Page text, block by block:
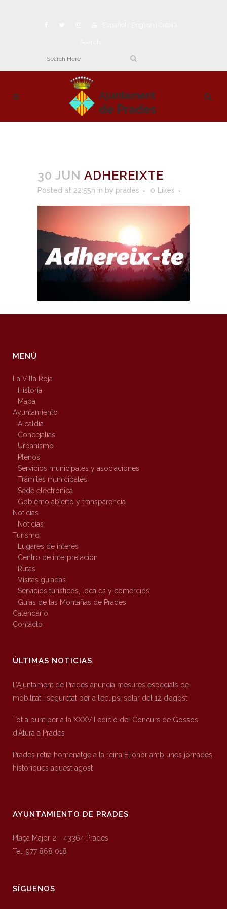
30 JUN ADHEREIXTE
Posted at 22:55h in by prades 0 Likes
MENÚ
La Villa Roja
Historia
Mapa
Ayuntamiento
Alcaldía
Concejalías
Urbanismo
Plenos
Servicios municipales y asociaciones
Trámites municipales
Sede electrónica
Gobierno abierto y transparencia
Noticias
Noticias
Turismo
Lugares de interés
Centro de interpretación
Rutas
Visitas guiadas
Servicios turísticos, locales y comercios
Guías de las Montañas de Prades
Calendario
Contacto
ÚLTIMAS NOTICIAS
L’Ajuntament de Prades anuncia mesures especials de
mobilitat i seguretat per a l’eclipsi solar del 12 d’agost
Tot a punt per a la XXXVII edició del Concurs de Gossos
d’Atura a Prades
Prades retrà homenatge a la reina Elionor amb unes jornades
històriques aquest agost
AYUNTAMIENTO DE PRADES
Plaça Major 2 - 43364 Prades
Tel. 977 868 018
SÍGUENOS